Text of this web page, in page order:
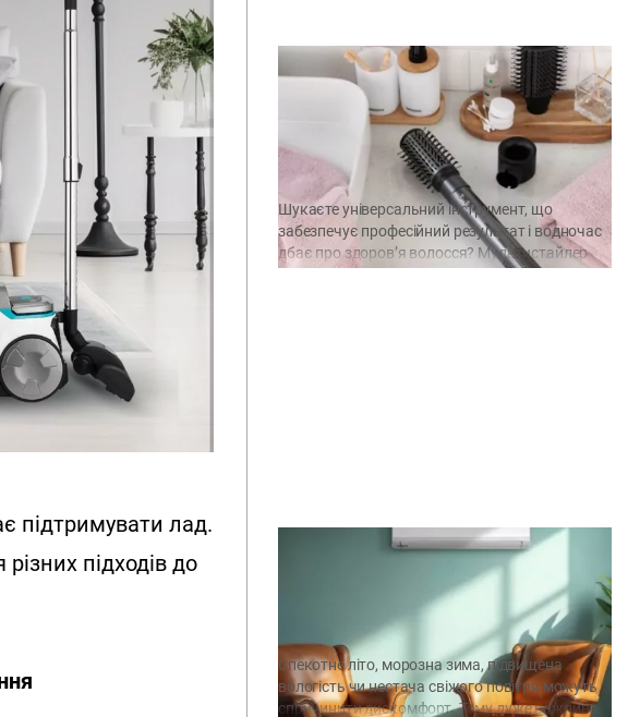
підтримувати лад.
підходів до
Щодня – новий стиль:
мультистайлер ARDESTO дарує
широкі можливості для
експериментів із зачісками
Шукаєте універсальний інструмент, що
забезпечує професійний результат і водночас
дбає про здоров’я волосся? Мультистайлер
Побутові кондиціонери ARDESTO
2026: огляд оновленого каталогу
кліматичних рішень
Спекотне літо, морозна зима, підвищена
вологість чи нестача свіжого повітря можуть
спричинити дискомфорт. Тому дуже важливо